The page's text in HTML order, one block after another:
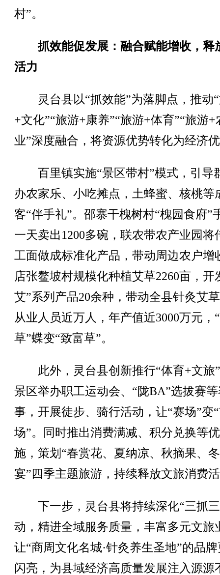
村”。
抓效能促发展：融合赋能增收，释
活力
灵台县以“抓效能”为落脚点，推动
+文化”“旅游+康养”“旅游+体育”“旅游+
业”深度融合，将资源优势转化为经济
百里镇实施“景区带村”模式，引导
办农家乐、小吃摊点，土蜂蜜、核桃等
客“伴手礼”。邵寨干槐树村“槐园食府”
一天卖出1200多碗，联农带农产业园将
工面做成标准化产品，带动周边农户增
店张鳌坡村规模化种植艾草2260亩，开
艾”系列产品20余种，带动全县针灸艾
从业人员近万人，年产值近3000万元，
草”蝶变“致富草”。
此外，灵台县创新推行“体育+文旅
景区举办职工运动会、“陇BA”选拔赛
事，开展徒步、骑行活动，让“赛场”变
场”。同时推出消费满减、积分兑换等
施，策划“春赏花、夏纳凉、秋摘果、
宴”四季主题旅游，持续释放文旅消费
下一步，灵台县将持续深化“三抓三
动，精进全域服务质量，丰富多元文旅
让“商周文化名城·针灸养生圣地”的品
闪亮，为县域经济高质量发展注入源源